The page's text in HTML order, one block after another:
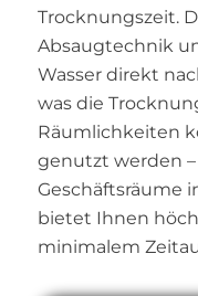
Trocknungszeit.
Absaugtechnik
Wasser direkt
was die
Räumlichkeiten
genutzt werden
Geschäftsräume
bietet Ihnen
minimalem